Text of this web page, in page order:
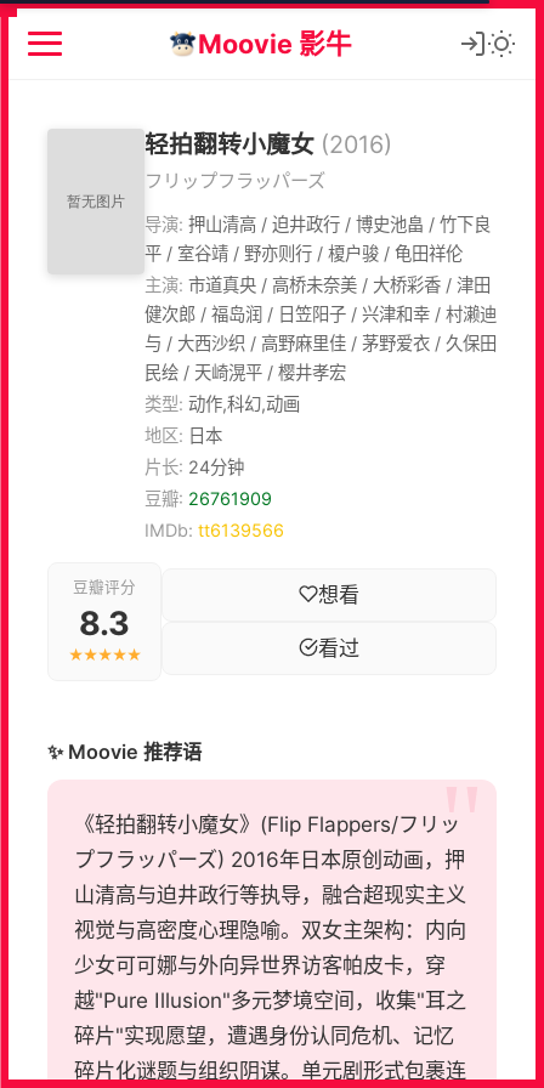
Moovie 影牛
轻拍翻转小魔女 (2016)
フリップフラッパーズ
导演: 押山清高 / 迫井政行 / 博史池畠 / 竹下良
平 / 室谷靖 / 野亦则行 / 榎户骏 / 龟田祥伦
主演: 市道真央 / 高桥未奈美 / 大桥彩香 / 津田
健次郎 / 福岛润 / 日笠阳子 / 兴津和幸 / 村濑迪
与 / 大西沙织 / 高野麻里佳 / 茅野爱衣 / 久保田
民绘 / 天崎滉平 / 樱井孝宏
类型: 动作,科幻,动画
地区: 日本
片长: 24分钟
豆瓣: 26761909
IMDb: tt6139566
豆瓣评分
8.3
★★★★★
想看
看过
✨ Moovie 推荐语
《轻拍翻转小魔女》(Flip Flappers/フリッ
プフラッパーズ) 2016年日本原创动画，押
山清高与迫井政行等执导，融合超现实主义
视觉与高密度心理隐喻。双女主架构：内向
少女可可娜与外向异世界访客帕皮卡，穿
越"Pure Illusion"多元梦境空间，收集"耳之
碎片"实现愿望，遭遇身份认同危机、记忆
碎片化谜题与组织阴谋。单元剧形式包裹连